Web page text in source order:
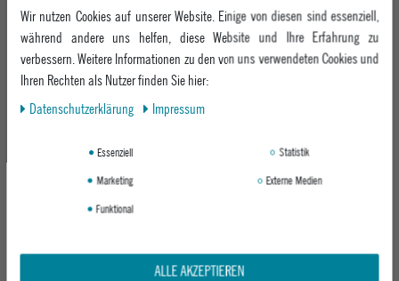
Gutscheine
Click & Collect
Samstag: 10:00 - 17:00
Whatsapp
Kontaktformular
Jobs
We Care - Wiederverwendete Verpackungen
Verleih
EPOXY STORES
Deggendorf
KEEP UP WITH US
Facebook
VERSAND
Wir nutzen Cookies auf unserer Website. Einige von diesen sind essenziell,
während andere uns helfen, diese Website und Ihre Erfahrung zu
verbessern. Weitere Informationen zu den von uns verwendeten Cookies und
Ihren Rechten als Nutzer finden Sie hier:
Daten­schutz­erklärung
Impressum
Essenziell
Statistik
Marketing
Externe Medien
Funktional
ALLE AKZEPTIEREN